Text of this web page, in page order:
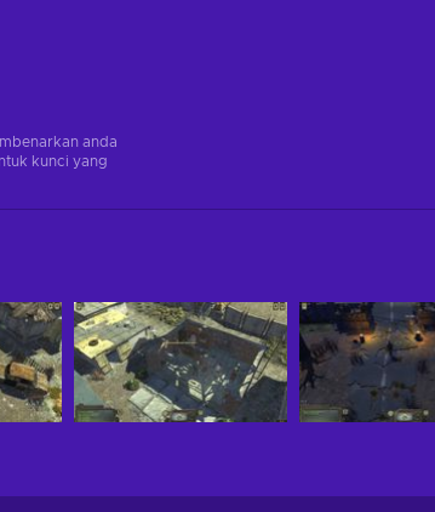
anda
kunci yang